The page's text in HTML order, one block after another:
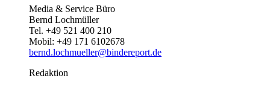
Media & Service Büro
Bernd Lochmüller
Tel. +49 521 400 210
Mobil: +49 171 6102678
bernd.lochmueller@bindereport.de
Redaktion